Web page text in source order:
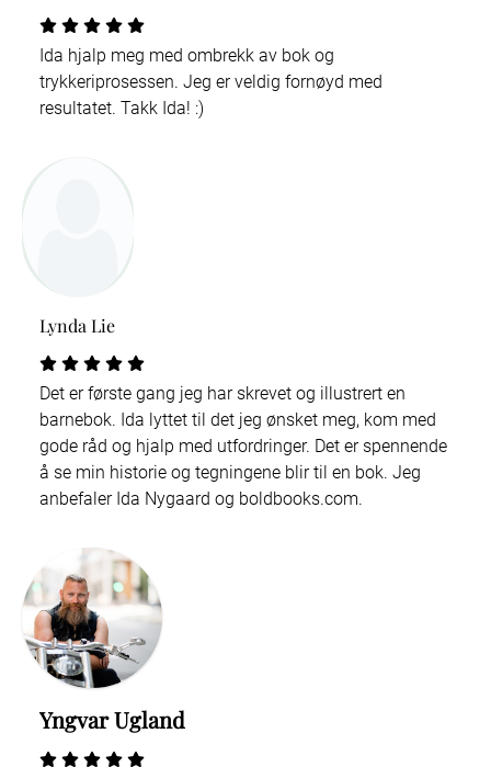
Ida hjalp meg med ombrekk av bok og
trykkeriprosessen. Jeg er veldig fornøyd med
resultatet. Takk Ida! :)
Lynda Lie
Det er første gang jeg har skrevet og illustrert en
barnebok. Ida lyttet til det jeg ønsket meg, kom med
gode råd og hjalp med utfordringer. Det er spennende
å se min historie og tegningene blir til en bok. Jeg
anbefaler Ida Nygaard og boldbooks.com.
Yngvar Ugland